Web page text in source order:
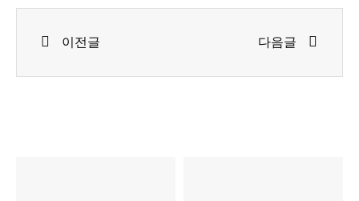
이전글 다음글